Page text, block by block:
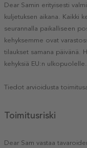
Dear Samin erityisesti
kuljetuksen aikana. Kaikki
seurannalla paikalliseen
kehyksemme ovat
tilaukset samana päivänä.
kehyksiä EU:n ulkopuolelle.
Tiedot arvioidusta
Toimitusriski
Dear Sam vastaa